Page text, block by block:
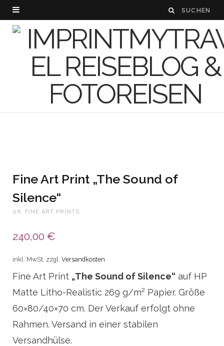
Fine Art Print „The Sound of
Silence“
06. FINE ART PRINTS
240,00 €
inkl. MwSt. zzgl. Versandkosten
Fine Art Print „The Sound of Silence“ auf HP
Matte Litho-Realistic 269 g/m² Papier. Größe
60×80/40×70 cm. Der Verkauf erfolgt ohne
Rahmen. Versand in einer stabilen
Versandhülse.